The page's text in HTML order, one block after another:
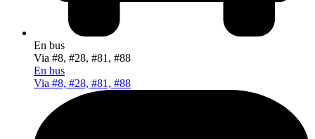
En bus
Via #8, #28, #81, #88
En bus
Via #8, #28, #81, #88